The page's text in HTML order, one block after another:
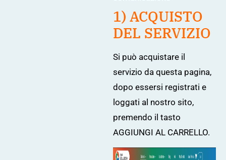
1) ACQUISTO
DEL SERVIZIO
Si può acquistare il
servizio da questa pagina,
dopo essersi registrati e
loggati al nostro sito,
premendo il tasto
AGGIUNGI AL CARRELLO.